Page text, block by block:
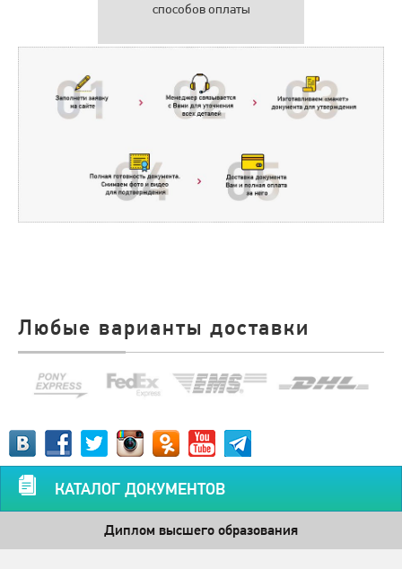
способов оплаты
Любые варианты доставки
КАТАЛОГ ДОКУМЕНТОВ
Диплом высшего образования